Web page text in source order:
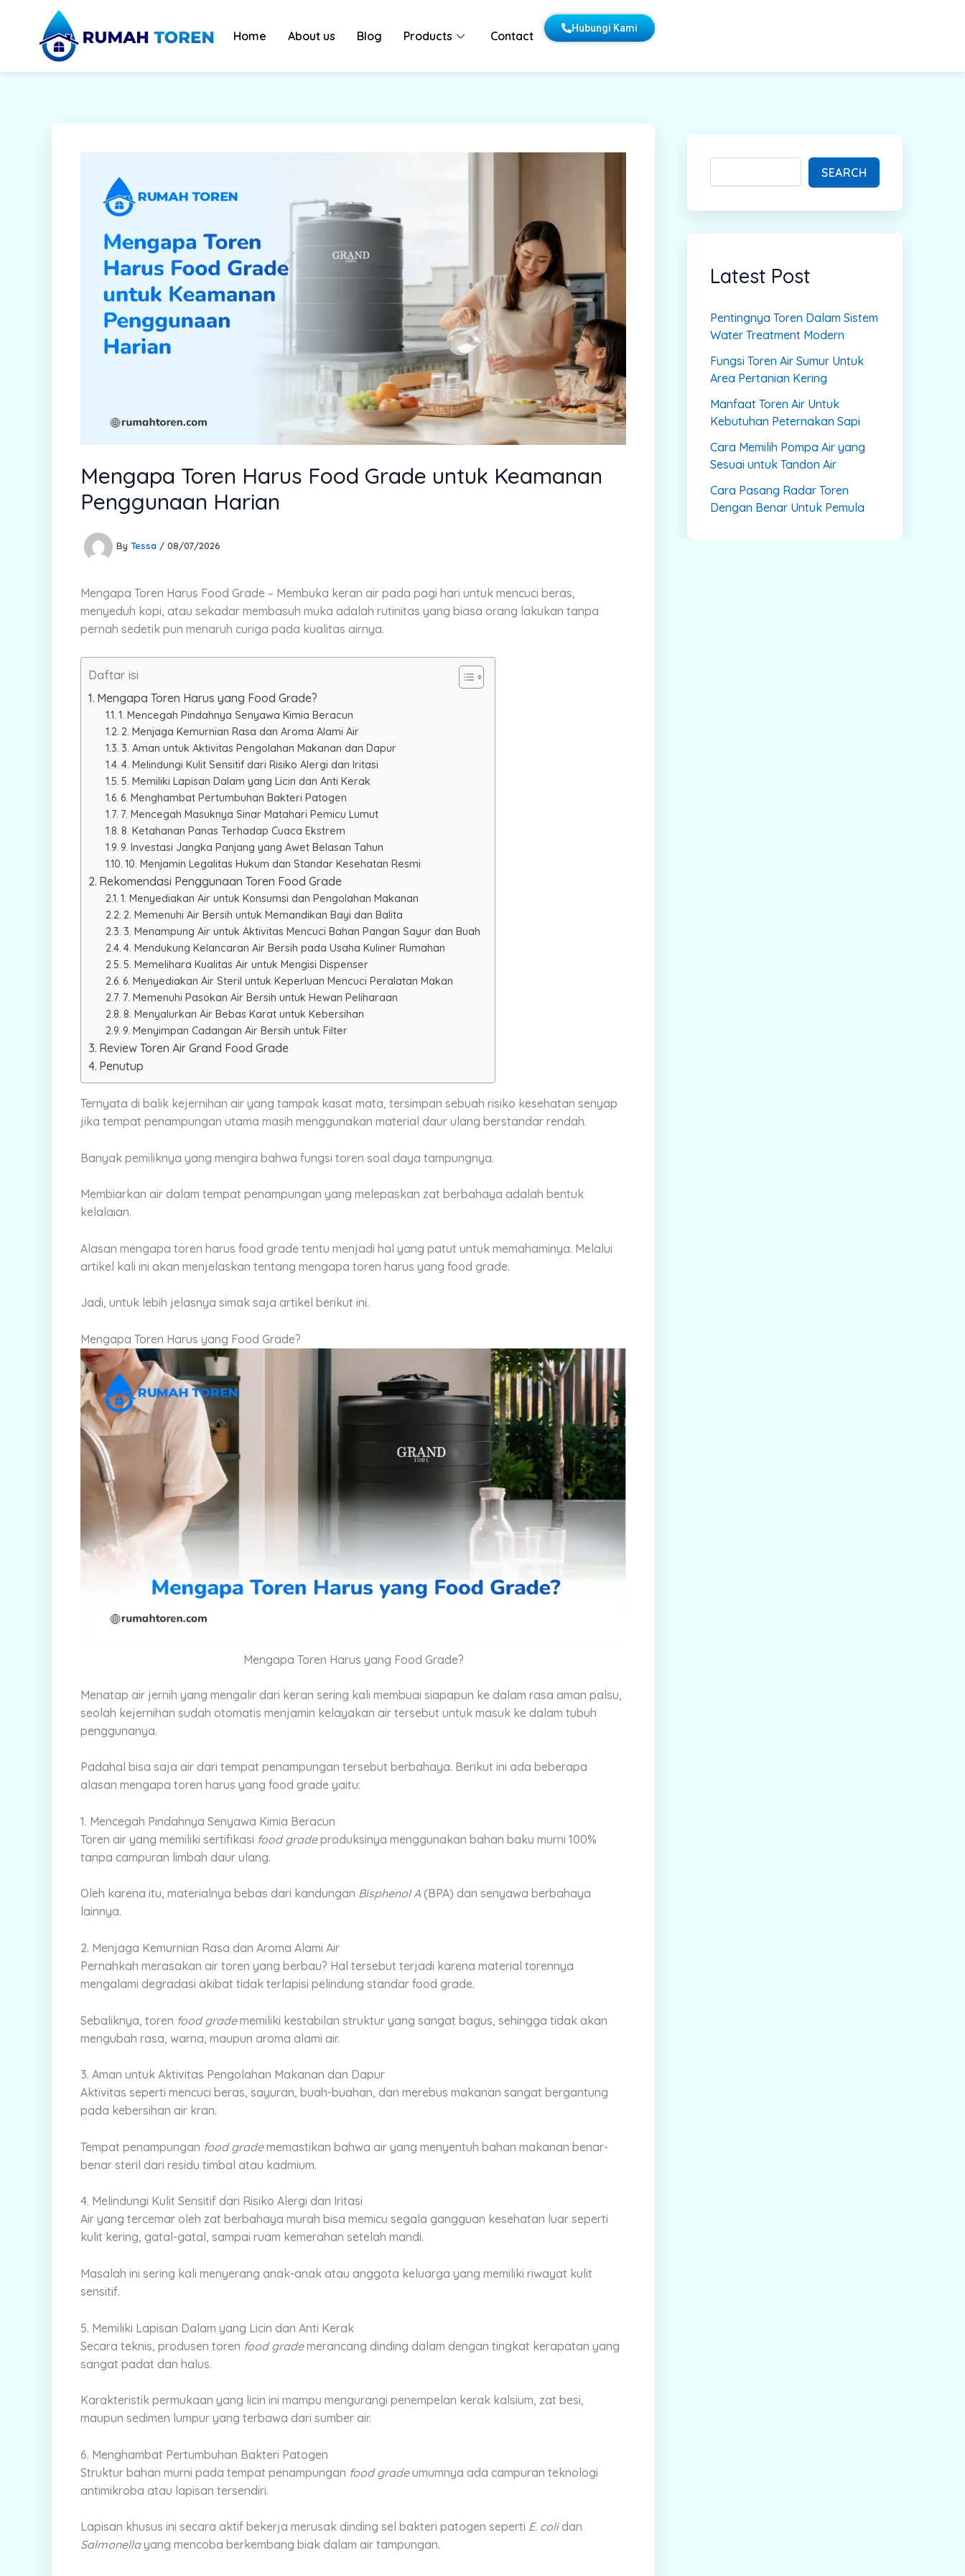
content
Home About us Blog Products Contact
Hubungi Kami
Mengapa Toren Harus Food Grade untuk Keamanan
Penggunaan Harian
By Tessa / 08/07/2026
Mengapa Toren Harus Food Grade – Membuka keran air pada pagi hari untuk mencuci beras,
menyeduh kopi, atau sekadar membasuh muka adalah rutinitas yang biasa orang lakukan tanpa
pernah sedetik pun menaruh curiga pada kualitas airnya.
Daftar isi
Mengapa Toren Harus yang Food Grade?
1. Mencegah Pindahnya Senyawa Kimia Beracun
2. Menjaga Kemurnian Rasa dan Aroma Alami Air
3. Aman untuk Aktivitas Pengolahan Makanan dan Dapur
4. Melindungi Kulit Sensitif dari Risiko Alergi dan Iritasi
5. Memiliki Lapisan Dalam yang Licin dan Anti Kerak
6. Menghambat Pertumbuhan Bakteri Patogen
7. Mencegah Masuknya Sinar Matahari Pemicu Lumut
8. Ketahanan Panas Terhadap Cuaca Ekstrem
9. Investasi Jangka Panjang yang Awet Belasan Tahun
10. Menjamin Legalitas Hukum dan Standar Kesehatan Resmi
Rekomendasi Penggunaan Toren Food Grade
1. Menyediakan Air untuk Konsumsi dan Pengolahan Makanan
2. Memenuhi Air Bersih untuk Memandikan Bayi dan Balita
3. Menampung Air untuk Aktivitas Mencuci Bahan Pangan Sayur dan Buah
4. Mendukung Kelancaran Air Bersih pada Usaha Kuliner Rumahan
5. Memelihara Kualitas Air untuk Mengisi Dispenser
6. Menyediakan Air Steril untuk Keperluan Mencuci Peralatan Makan
7. Memenuhi Pasokan Air Bersih untuk Hewan Peliharaan
8. Menyalurkan Air Bebas Karat untuk Kebersihan
9. Menyimpan Cadangan Air Bersih untuk Filter
Review Toren Air Grand Food Grade
Penutup
Ternyata di balik kejernihan air yang tampak kasat mata, tersimpan sebuah risiko kesehatan senyap
jika tempat penampungan utama masih menggunakan material daur ulang berstandar rendah.
Banyak pemiliknya yang mengira bahwa fungsi toren soal daya tampungnya.
Membiarkan air dalam tempat penampungan yang melepaskan zat berbahaya adalah bentuk
kelalaian.
Alasan mengapa toren harus food grade tentu menjadi hal yang patut untuk memahaminya. Melalui
artikel kali ini akan menjelaskan tentang mengapa toren harus yang food grade.
Jadi, untuk lebih jelasnya simak saja artikel berikut ini.
Mengapa Toren Harus yang Food Grade?
Mengapa Toren Harus yang Food Grade?
Menatap air jernih yang mengalir dari keran sering kali membuai siapapun ke dalam rasa aman palsu,
seolah kejernihan sudah otomatis menjamin kelayakan air tersebut untuk masuk ke dalam tubuh
penggunanya.
Padahal bisa saja air dari tempat penampungan tersebut berbahaya. Berikut ini ada beberapa
alasan mengapa toren harus yang food grade yaitu:
1. Mencegah Pindahnya Senyawa Kimia Beracun
Toren air yang memiliki sertifikasi food gradeproduksinya menggunakan bahan baku murni 100%
tanpa campuran limbah daur ulang.
Oleh karena itu, materialnya bebas dari kandungan Bisphenol A (BPA) dan senyawa berbahaya
lainnya.
2. Menjaga Kemurnian Rasa dan Aroma Alami Air
Pernahkah merasakan air toren yang berbau? Hal tersebut terjadi karena material torennya
mengalami degradasi akibat tidak terlapisi pelindung standar food grade.
Sebaliknya, toren food gradememiliki kestabilan struktur yang sangat bagus, sehingga tidak akan
mengubah rasa, warna, maupun aroma alami air.
3. Aman untuk Aktivitas Pengolahan Makanan dan Dapur
Aktivitas seperti mencuci beras, sayuran, buah-buahan, dan merebus makanan sangat bergantung
pada kebersihan air kran.
Tempat penampungan food gradememastikan bahwa air yang menyentuh bahan makanan benar-
benar steril dari residu timbal atau kadmium.
4. Melindungi Kulit Sensitif dari Risiko Alergi dan Iritasi
Air yang tercemar oleh zat berbahaya murah bisa memicu segala gangguan kesehatan luar seperti
kulit kering, gatal-gatal, sampai ruam kemerahan setelah mandi.
Masalah ini sering kali menyerang anak-anak atau anggota keluarga yang memiliki riwayat kulit
sensitif.
5. Memiliki Lapisan Dalam yang Licin dan Anti Kerak
Secara teknis, produsen toren food grademerancang dinding dalam dengan tingkat kerapatan yang
sangat padat dan halus.
Karakteristik permukaan yang licin ini mampu mengurangi penempelan kerak kalsium, zat besi,
maupun sedimen lumpur yang terbawa dari sumber air.
6. Menghambat Pertumbuhan Bakteri Patogen
Struktur bahan murni pada tempat penampungan food gradeumumnya ada campuran teknologi
antimikroba atau lapisan tersendiri.
Lapisan khusus ini secara aktif bekerja merusak dinding sel bakteri patogen seperti E. colidan
Salmonellayang mencoba berkembang biak dalam air tampungan.
a
c
SEARCH
Latest Post
Pentingnya Toren Dalam Sistem
Water Treatment Modern
Fungsi Toren Air Sumur Untuk
Area Pertanian Kering
Manfaat Toren Air Untuk
Kebutuhan Peternakan Sapi
Cara Memilih Pompa Air yang
Sesuai untuk Tandon Air
Cara Pasang Radar Toren
Dengan Benar Untuk Pemula